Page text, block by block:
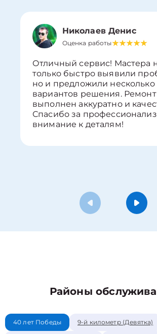
Николаев Денис
Оценка работы
Отличный сервис! Мастера
только быстро выявили
но и предложили несколько
вариантов решения.
выполнен аккуратно и
Спасибо за
внимание к деталям!
Районы
40 лет Победы 9-й километр (Девятка)